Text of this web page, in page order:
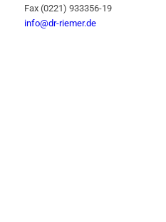
Fax (0221) 933356-19
info@dr-riemer.de